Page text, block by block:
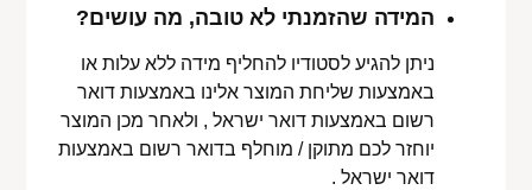
המידה שהזמנתי לא טובה, מה עושים?
ניתן להגיע לסטודיו להחליף מידה ללא עלות או
באמצעות שליחת המוצר אלינו באמצעות דואר
רשום באמצעות דואר ישראל , ולאחר מכן המוצר
יוחזר לכם מתוקן / מוחלף בדואר רשום באמצעות
דואר ישראל .